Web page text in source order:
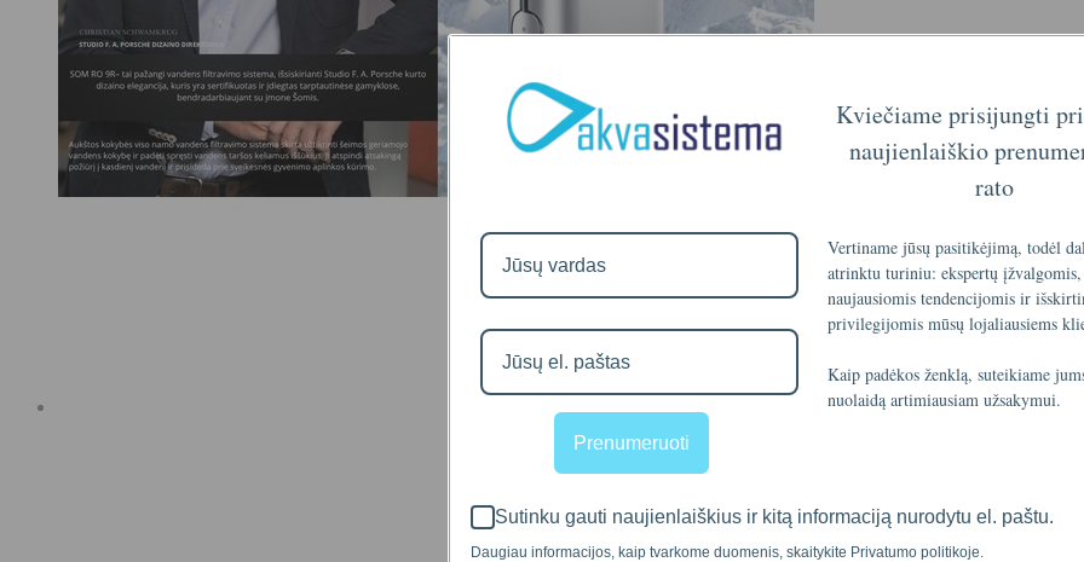
Prenumeruoti
Kviečiame prisijungti
naujienlaiškio
rato
Vertiname jūsų pasitikėjimą, todėl
atrinktu turiniu: ekspertų įžvalgomis,
naujausiomis tendencijomis ir
privilegijomis mūsų lojaliausiems
Kaip padėkos ženklą, suteikiame
nuolaidą artimiausiam užsakymui.
Sutinku gauti naujienlaiškius ir kitą informaciją nurodytu el. paštu.
Daugiau informacijos, kaip tvarkome duomenis, skaitykite Privatumo politikoje.